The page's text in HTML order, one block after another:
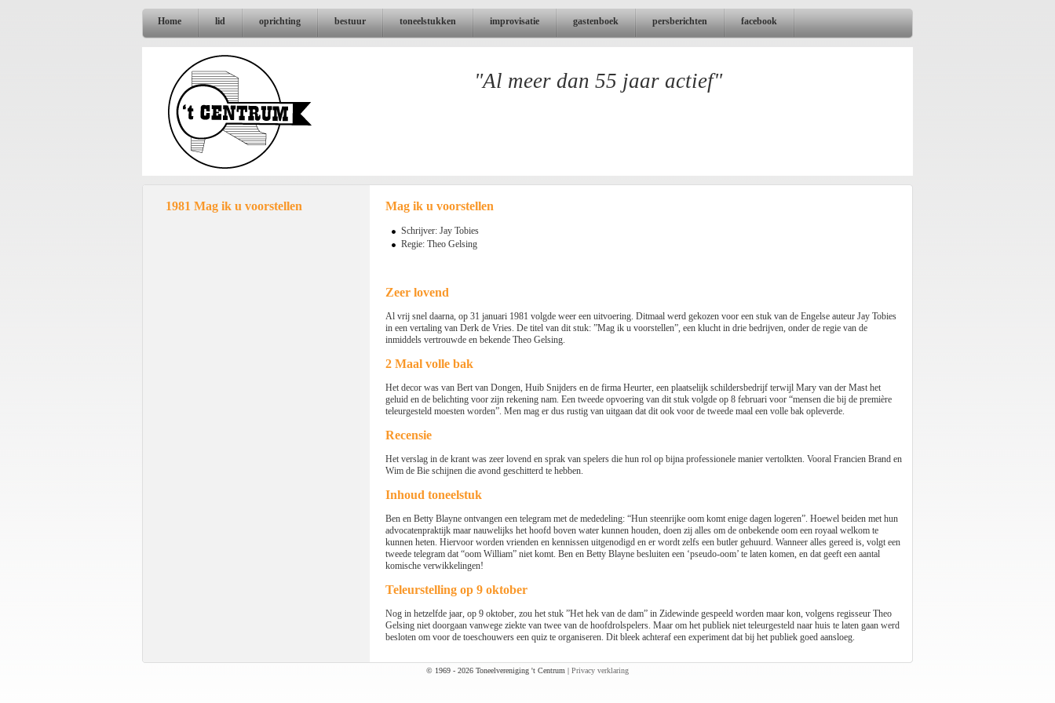
Home lid oprichting bestuur toneelstukken improvisatie gastenboek persberichten facebook
"Al meer dan 55 jaar actief"
1981 Mag ik u voorstellen Mag ik u voorstellen
Schrijver: Jay Tobies
Regie: Theo Gelsing
Zeer lovend
Al vrij snel daarna, op 31 januari 1981 volgde weer een uitvoering. Ditmaal werd gekozen voor een stuk van de Engelse auteur Jay Tobies
in een vertaling van Derk de Vries. De titel van dit stuk: ”Mag ik u voorstellen”, een klucht in drie bedrijven, onder de regie van de
inmiddels vertrouwde en bekende Theo Gelsing.
2 Maal volle bak
Het decor was van Bert van Dongen, Huib Snijders en de firma Heurter, een plaatselijk schildersbedrijf terwijl Mary van der Mast het
geluid en de belichting voor zijn rekening nam. Een tweede opvoering van dit stuk volgde op 8 februari voor “mensen die bij de première
teleurgesteld moesten worden”. Men mag er dus rustig van uitgaan dat dit ook voor de tweede maal een volle bak opleverde.
Recensie
Het verslag in de krant was zeer lovend en sprak van spelers die hun rol op bijna professionele manier vertolkten. Vooral Francien Brand en
Wim de Bie schijnen die avond geschitterd te hebben.
Inhoud toneelstuk
Ben en Betty Blayne ontvangen een telegram met de mededeling: “Hun steenrijke oom komt enige dagen logeren”. Hoewel beiden met hun
advocatenpraktijk maar nauwelijks het hoofd boven water kunnen houden, doen zij alles om de onbekende oom een royaal welkom te
kunnen heten. Hiervoor worden vrienden en kennissen uitgenodigd en er wordt zelfs een butler gehuurd. Wanneer alles gereed is, volgt een
tweede telegram dat “oom William” niet komt. Ben en Betty Blayne besluiten een ‘pseudo-oom’ te laten komen, en dat geeft een aantal
komische verwikkelingen!
Teleurstelling op 9 oktober
Nog in hetzelfde jaar, op 9 oktober, zou het stuk ”Het hek van de dam” in Zidewinde gespeeld worden maar kon, volgens regisseur Theo
Gelsing niet doorgaan vanwege ziekte van twee van de hoofdrolspelers. Maar om het publiek niet teleurgesteld naar huis te laten gaan werd
besloten om voor de toeschouwers een quiz te organiseren. Dit bleek achteraf een experiment dat bij het publiek goed aansloeg.
© 1969 - 2026 Toneelvereniging 't Centrum | Privacy verklaring